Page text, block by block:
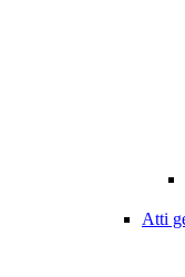
Atti